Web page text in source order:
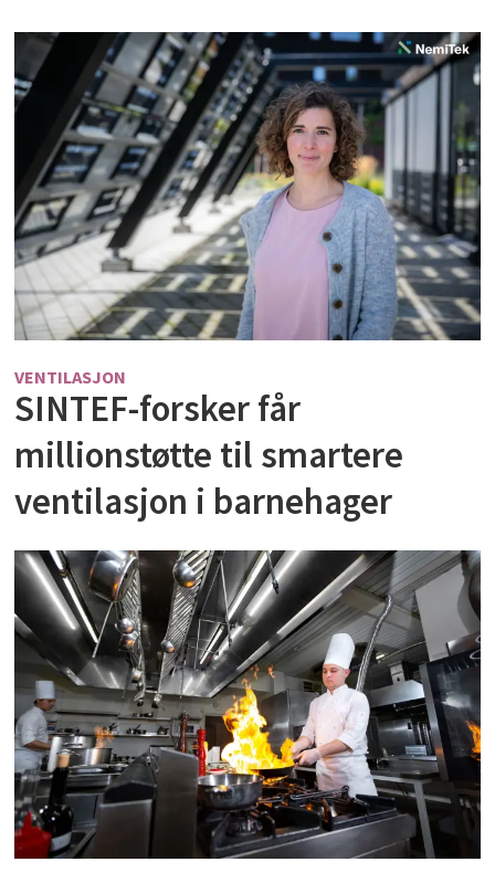
VENTILASJON
SINTEF-forsker får
millionstøtte til smartere
ventilasjon i barnehager